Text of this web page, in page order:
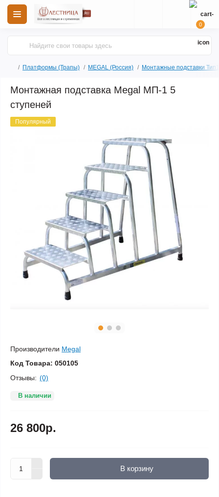
0
Платформы (Трапы) MEGAL (Россия) Монтажные подставки Тип1
Монтажная подставка Megal МП-1 5
ступеней
Популярный
Производители Megal
Код Товара: 050105
Отзывы: (0)
В наличии
26 800р.
В корзину